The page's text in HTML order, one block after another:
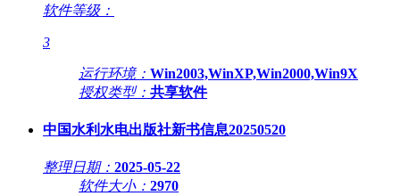
软件等级：
3
运行环境： Win2003,WinXP,Win2000,Win9X
授权类型： 共享软件
中国水利水电出版社新书信息20250520
整理日期： 2025-05-22
软件大小： 2970